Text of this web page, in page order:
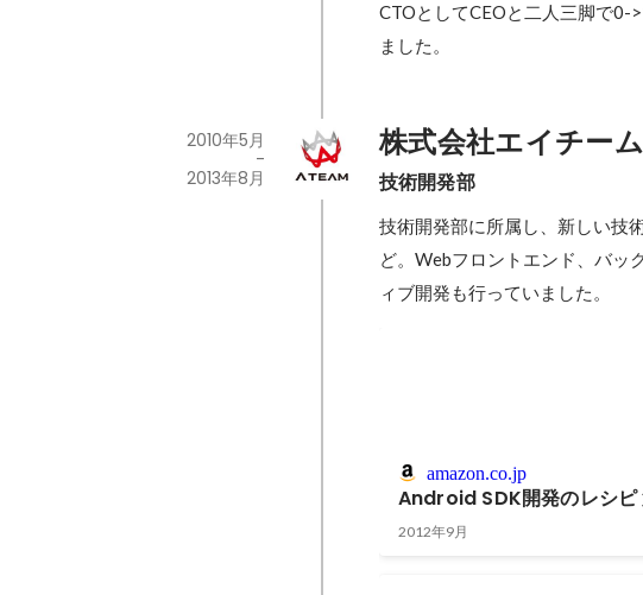
CTOとしてCEOと二人三脚で0-
ました。
株式会社エイチーム
技術開発部
2010年5月
-
2013年8月
技術開発部に所属し、新しい技
ど。Webフロントエンド、バッ
ィブ開発も行っていました。
amazon.co.jp
Android SDK開発のレシピ
2012年9月